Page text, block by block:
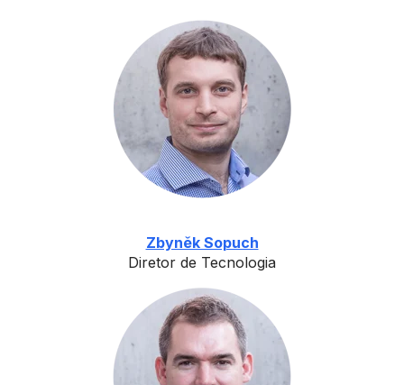
Zbyněk Sopuch
Diretor de Tecnologia